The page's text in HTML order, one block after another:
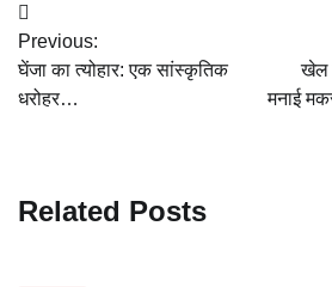
Post
navigation
Previous:
घेंजा का त्योहार: एक सांस्कृतिक
धरोहर…
खेल
मनाई
Related Posts